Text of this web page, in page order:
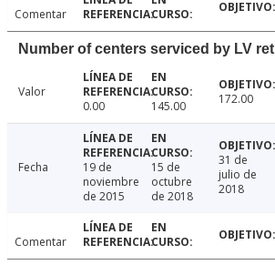
Comentar
Number of centers serviced by LV
Valor
0.00
145.00 172.00
Fecha
19 de
noviembre
de 2015
15 de
octubre
de 2018
31 de
julio de
2018
Comentar